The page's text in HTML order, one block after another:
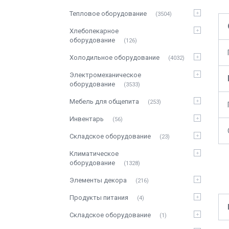
Тепловое оборудование 3504
Хлебопекарное
оборудование
126
Холодильное оборудование 4032
Электромеханическое
оборудование
3533
Мебель для общепита 253
Инвентарь 56
Складское оборудование 23
Климатическое
оборудование
1328
Элементы декора 216
Продукты питания 4
Складское оборудование 1